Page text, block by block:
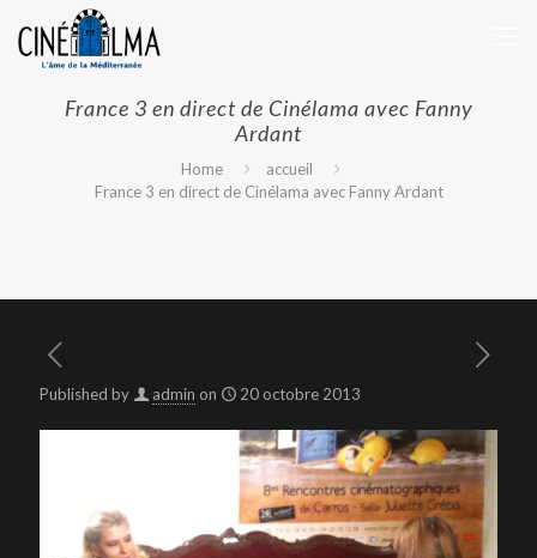
France 3 en direct de Cinélama avec Fanny
Ardant
Home
accueil
France 3 en direct de Cinélama avec Fanny Ardant
Published by admin on 20 octobre 2013